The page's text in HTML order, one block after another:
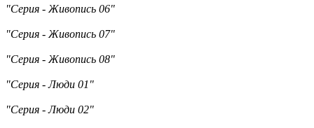
"Серия - Живопись 06"
"Серия - Живопись 07"
"Серия - Живопись 08"
"Серия - Люди 01"
"Серия - Люди 02"